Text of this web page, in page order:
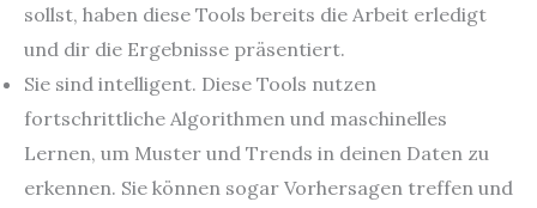
sollst, haben diese Tools bereits die Arbeit erledigt
und dir die Ergebnisse präsentiert.
Sie sind intelligent. Diese Tools nutzen
fortschrittliche Algorithmen und maschinelles
Lernen, um Muster und Trends in deinen Daten zu
erkennen. Sie können sogar Vorhersagen treffen und